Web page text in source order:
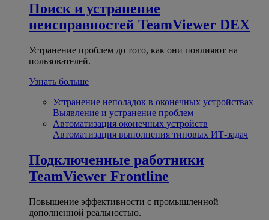
Поиск и устранение
неисправностей TeamViewer DEX
Устранение проблем до того, как они повлияют на
пользователей.
Узнать больше
Устранение неполадок в оконечных устройствах
Выявление и устранение проблем
Автоматизация оконечных устройств
Автоматизация выполнения типовых ИТ-задач
Подключенные работники
TeamViewer Frontline
Повышение эффективности с промышленной
дополненной реальностью.